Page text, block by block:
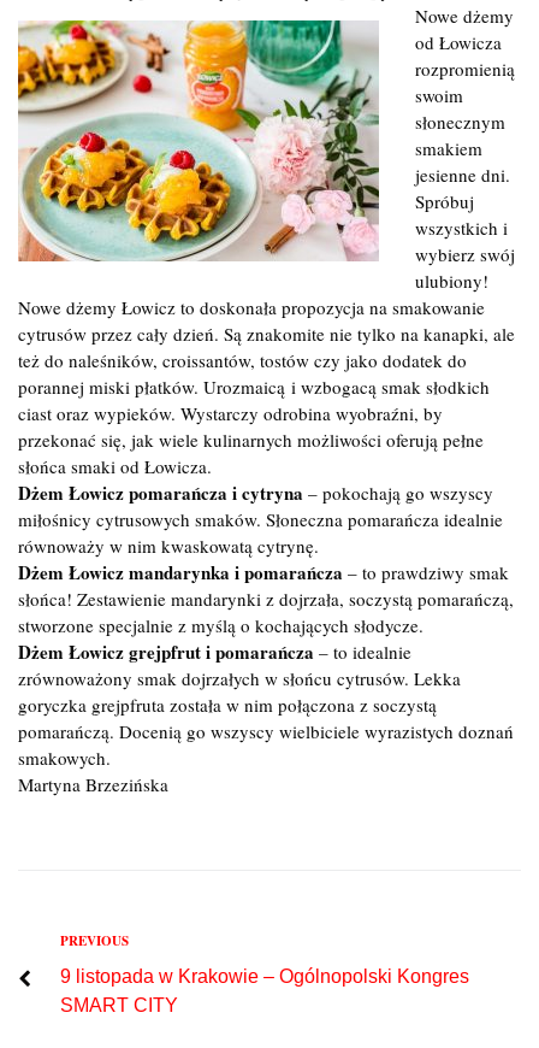
Nowe dżemy
od Łowicza
rozpromienią
swoim
słonecznym
smakiem
jesienne dni.
Spróbuj
wszystkich i
wybierz swój
ulubiony!
Nowe dżemy Łowicz to doskonała propozycja na smakowanie
cytrusów przez cały dzień. Są znakomite nie tylko na kanapki, ale
też do naleśników, croissantów, tostów czy jako dodatek do
porannej miski płatków. Urozmaicą i wzbogacą smak słodkich
ciast oraz wypieków. Wystarczy odrobina wyobraźni, by
przekonać się, jak wiele kulinarnych możliwości oferują pełne
słońca smaki od Łowicza.
Dżem Łowicz pomarańcza i cytryna – pokochają go wszyscy
miłośnicy cytrusowych smaków. Słoneczna pomarańcza idealnie
równoważy w nim kwaskowatą cytrynę.
Dżem Łowicz mandarynka i pomarańcza – to prawdziwy smak
słońca! Zestawienie mandarynki z dojrzała, soczystą pomarańczą,
stworzone specjalnie z myślą o kochających słodycze.
Dżem Łowicz grejpfrut i pomarańcza – to idealnie
zrównoważony smak dojrzałych w słońcu cytrusów. Lekka
goryczka grejpfruta została w nim połączona z soczystą
pomarańczą. Docenią go wszyscy wielbiciele wyrazistych doznań
smakowych.
Martyna Brzezińska
Nawigacja
wpisu
Previous
PREVIOUS
9 listopada w Krakowie – Ogólnopolski Kongres
SMART CITY